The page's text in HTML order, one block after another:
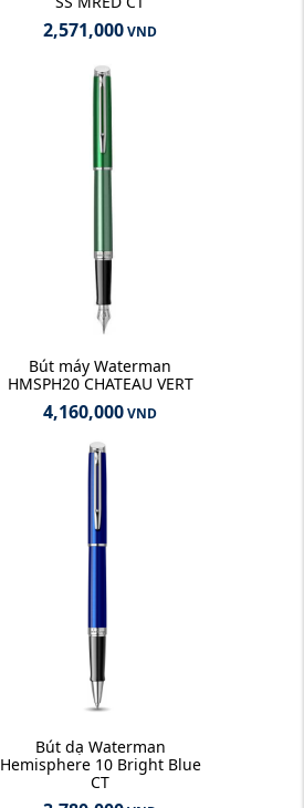
2,571,000VND
Bút máy Waterman
HMSPH20 CHATEAU VERT
4,160,000VND
Bút dạ Waterman
Hemisphere 10 Bright Blue
CT